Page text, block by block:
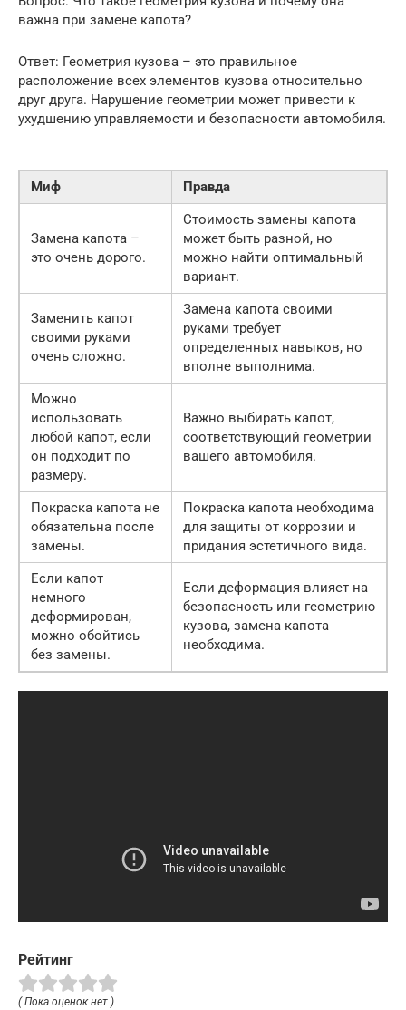
важна при замене капота?
Ответ: Геометрия кузова – это правильное
расположение всех элементов кузова относительно
друг друга. Нарушение геометрии может привести к
ухудшению управляемости и безопасности автомобиля.
Миф Правда
Замена капота –
это очень дорого.
Стоимость замены капота
может быть разной, но
можно найти оптимальный
вариант.
Заменить капот
своими руками
очень сложно.
Замена капота своими
руками требует
определенных навыков, но
вполне выполнима.
Можно
использовать
любой капот, если
он подходит по
размеру.
Важно выбирать капот,
соответствующий геометрии
вашего автомобиля.
Покраска капота не
обязательна после
замены.
Покраска капота необходима
для защиты от коррозии и
придания эстетичного вида.
Если капот
немного
деформирован,
можно обойтись
без замены.
Если деформация влияет на
безопасность или геометрию
кузова, замена капота
необходима.
Рейтинг
( Пока оценок нет )